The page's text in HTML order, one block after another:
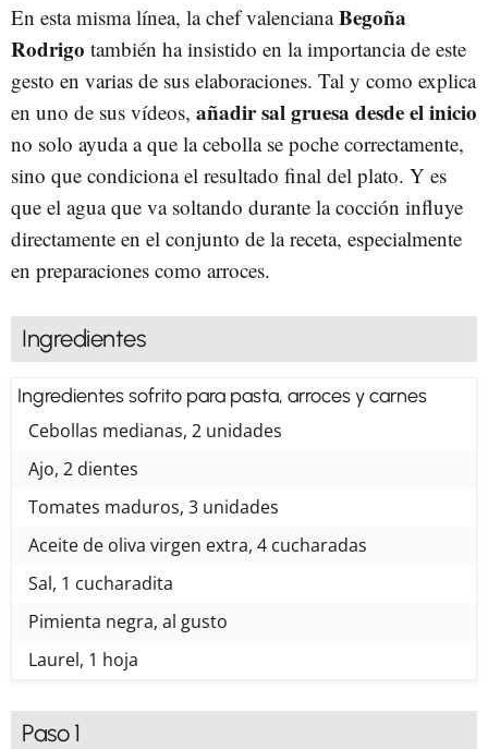
En esta misma línea, la chef valencianaBegoña
Rodrigo también ha insistido en la importancia de este
gesto en varias de sus elaboraciones. Tal y como explica
en uno de sus vídeos, añadir sal gruesa desde el inicio
no solo ayuda a que la cebolla se poche correctamente,
sino que condiciona el resultado final del plato. Y es
que el agua que va soltando durante la cocción influye
directamente en el conjunto de la receta, especialmente
en preparaciones como arroces.
Ingredientes
Ingredientes sofrito para pasta, arroces y carnes
Cebollas medianas, 2 unidades
Ajo, 2 dientes
Tomates maduros, 3 unidades
Aceite de oliva virgen extra, 4 cucharadas
Sal, 1 cucharadita
Pimienta negra, al gusto
Laurel, 1 hoja
Paso 1